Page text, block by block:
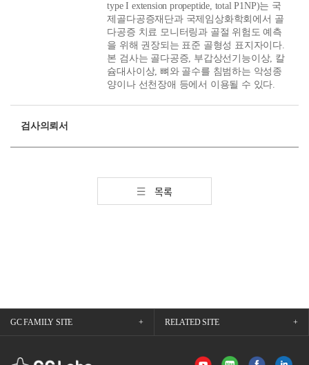
type I extension propeptide, total P1NP)는 국
제골다공증재단과 국제임상화학회에서 골
다공증 치료 모니터링과 골절 위험도 예측
을 위해 권장되는 표준 골형성 표지자이다.
본 검사는 골다공증, 부갑상선기능이상, 칼
슘대사이상, 뼈와 골수를 침범하는 악성종
양이나 선천장애 등에서 이용될 수 있다.
검사의뢰서
목록
GC FAMILY SITE RELATED SITE